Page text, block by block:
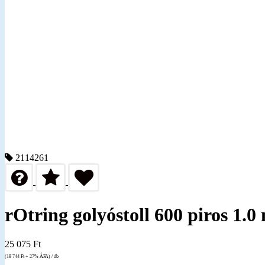
2114261
rOtring golyóstoll 600 piros 1.0
25 075 Ft
(19 744 Ft + 27% ÁFA) / db